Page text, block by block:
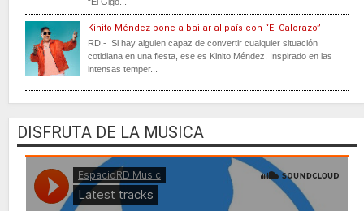
Kinito Méndez pone a bailar al país con “El Calorazo”
RD.- Si hay alguien capaz de convertir cualquier situación
cotidiana en una fiesta, ese es Kinito Méndez. Inspirado en las
intensas temper...
DISFRUTA DE LA MUSICA